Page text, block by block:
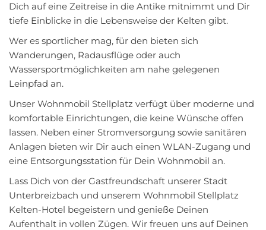
Dich auf eine Zeitreise in die Antike mitnimmt und Dir
tiefe Einblicke in die Lebensweise der Kelten gibt.
Wer es sportlicher mag, für den bieten sich
Wanderungen, Radausflüge oder auch
Wassersportmöglichkeiten am nahe gelegenen
Leinpfad an.
Unser Wohnmobil Stellplatz verfügt über moderne und
komfortable Einrichtungen, die keine Wünsche offen
lassen. Neben einer Stromversorgung sowie sanitären
Anlagen bieten wir Dir auch einen WLAN-Zugang und
eine Entsorgungsstation für Dein Wohnmobil an.
Lass Dich von der Gastfreundschaft unserer Stadt
Unterbreizbach und unserem Wohnmobil Stellplatz
Kelten-Hotel begeistern und genieße Deinen
Aufenthalt in vollen Zügen. Wir freuen uns auf Deinen